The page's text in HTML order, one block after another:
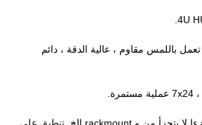
شاشة تعمل باللمس مقاوم ، عالية الدقة ، دائم